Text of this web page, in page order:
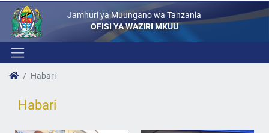
Jamhuri ya Muungano wa Tanzania
OFISI YA WAZIRI MKUU
Habari
Habari